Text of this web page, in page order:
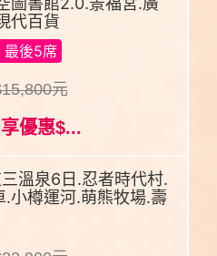
代百貨
最後5席
元
優惠$...
溫泉6日.忍者時代村.
小樽運河.萌熊牧場.壽